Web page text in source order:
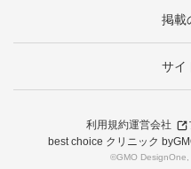
掲載
サイ
利用規約運営会社
best choice クリニック
©GMO DesignOne,